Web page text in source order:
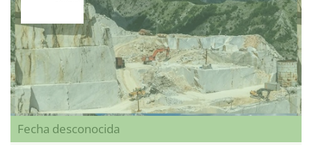
Fecha desconocida